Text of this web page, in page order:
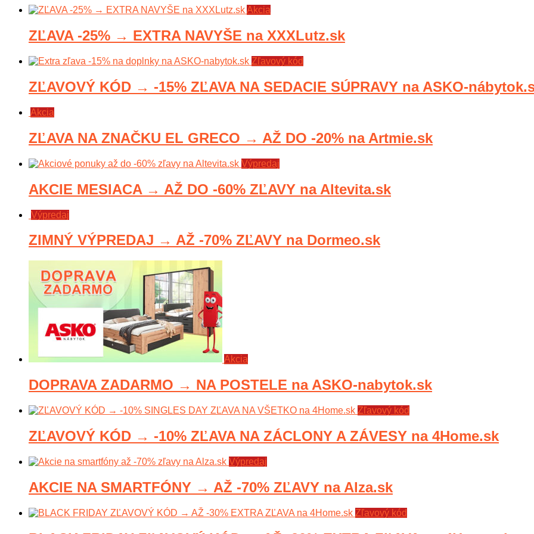
Akcia
ZĽAVA -25% → EXTRA NAVYŠE na XXXLutz.sk
Zľavový kód
ZĽAVOVÝ KÓD → -15% ZĽAVA NA SEDACIE SÚPRAVY na ASKO-
Akcia
ZĽAVA NA ZNAČKU EL GRECO → AŽ DO -20% na Artmie.sk
Výpredaj
AKCIE MESIACA → AŽ DO -60% ZĽAVY na Altevita.sk
Výpredaj
ZIMNÝ VÝPREDAJ → AŽ -70% ZĽAVY na Dormeo.sk
Akcia
DOPRAVA ZADARMO → NA POSTELE na ASKO-nabytok.sk
Zľavový kód
ZĽAVOVÝ KÓD → -10% ZĽAVA NA ZÁCLONY A ZÁVESY na 4Home.sk
Výpredaj
AKCIE NA SMARTFÓNY → AŽ -70% ZĽAVY na Alza.sk
Zľavový kód